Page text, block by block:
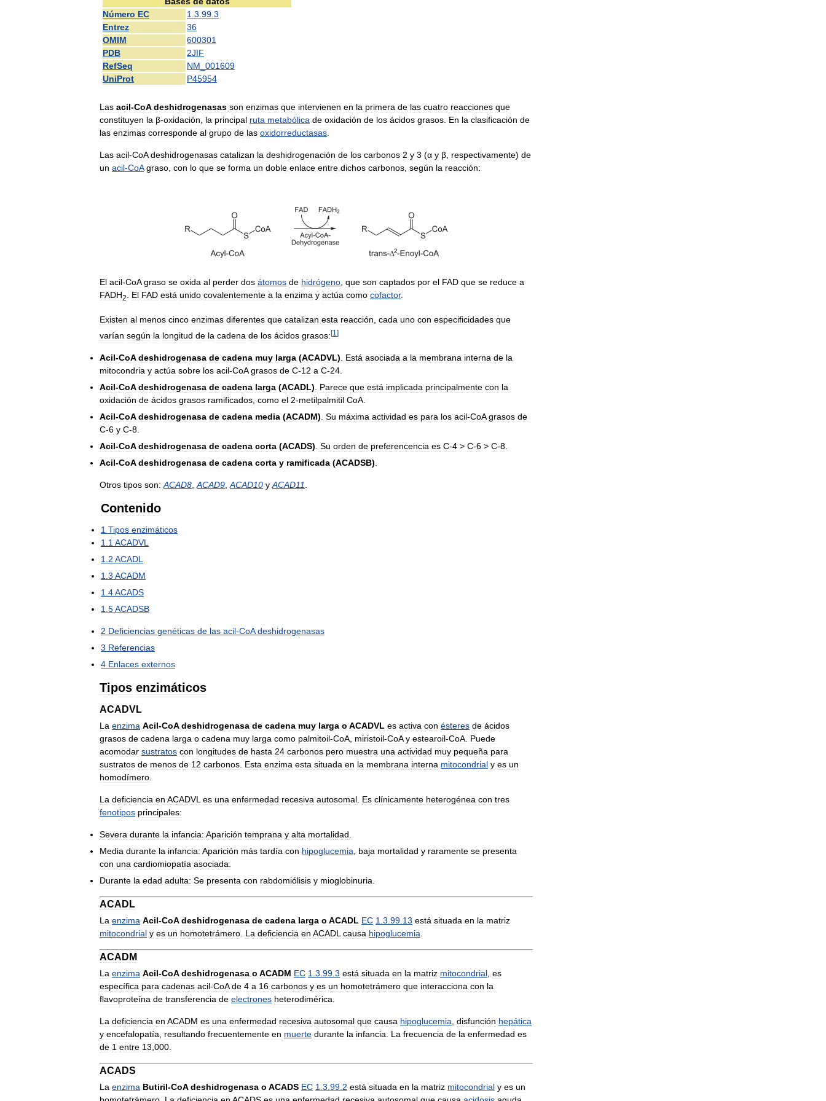
Número EC 1 3 99 3
Entrez
36
OMIM
600301
PDB
2JIF
RefSeq
NM 001609
UniProt
P45954
Las acil-CoA deshidrogenasas son enzimas que intervienen en la primera de las cuatro reacciones que
constituyen la β-oxidación la principal ruta metabólica de oxidación de los ácidos grasos En la clasificación de
las enzimas corresponde al grupo de las oxidorreductasas
Las acil-CoA deshidrogenasas catalizan la deshidrogenación de los carbonos 2 y 3 (α y β respectivamente) de
un acil-CoA graso con lo que se forma un doble enlace entre dichos carbonos según la reacción:
El acil-CoA graso se oxida al perder dos átomos de hidrógeno que son captados por el FAD que se reduce a
FADH2 El FAD está unido covalentemente a la enzima y actúa como cofactor.
Existen al menos cinco enzimas diferentes que catalizan esta reacción cada uno con especificidades que
varían según la longitud de la cadena de los ácidos grasos:[1 ]
Acil-CoA deshidrogenasa de cadena muy larga (ACADVL). Está asociada a la membrana interna de la
mitocondria y actúa sobre los acil-CoA grasos de C-12 a C-24.
Acil-CoA deshidrogenasa de cadena larga (ACADL). Parece que está implicada principalmente con la
oxidación de ácidos grasos ramificados, como el 2-metilpalmitil CoA.
Acil-CoA deshidrogenasa de cadena media (ACADM). Su máxima actividad es para los acil-CoA grasos de
C-6 y C-8.
Acil-CoA deshidrogenasa de cadena corta (ACADS). Su orden de preferencencia es C-4 > C-6 > C-8.
Acil-CoA deshidrogenasa de cadena corta y ramificada (ACADSB).
Otros tipos son: ACAD8,ACAD9,ACAD10 y ACAD11.
Contenido
1 Tipos enzimáticos
1.1ACADVL
1.2 ACADL
1.3 ACADM
1.4ACADS
1.5ACADSB
2 Deficiencias genéticas de las acil-CoA deshidrogenasas
3 Referencias
4 Enlaces externos
Tipos enzimáticos
ACADVL
La enzima Acil-CoA deshidrogenasa de cadena muy larga o ACADVL es activa con ésteres de ácidos
grasos de cadena larga o cadena muy larga como palmitoil-CoA, miristoil-CoA y estearoil-CoA. Puede
acomodar sustratos con longitudes de hasta 24 carbonos pero muestra una actividad muy pequeña para
sustratos de menos de 12 carbonos. Esta enzima esta situada en la membrana interna mitocondrial y es un
homodímero.
La deficiencia en ACADVL es una enfermedad recesiva autosomal. Es clínicamente heterogénea con tres
fenotipos principales:
Severa durante la infancia: Aparición temprana y alta mortalidad.
Media durante la infancia: Aparición más tardía con hipoglucemia, baja mortalidad y raramente se presenta
con una cardiomiopatía asociada.
Durante la edad adulta: Se presenta con rabdomiólisis y mioglobinuria.
ACADL
La enzima Acil-CoA deshidrogenasa de cadena larga o ACADL EC 1.3.99.13 está situada en la matriz
mitocondrial y es un homotetrámero. La deficiencia en ACADL causa hipoglucemia.
ACADM
La enzima Acil-CoA deshidrogenasa o ACADM EC 1.3.99.3 está situada en la matriz mitocondrial, es
específica para cadenas acil-CoA de 4 a 16 carbonos y es un homotetrámero que interacciona con la
flavoproteína de transferencia de electrones heterodimérica.
La deficiencia en ACADM es una enfermedad recesiva autosomal que causa hipoglucemia, disfunción hepática
y encefalopatía, resultando frecuentemente en muerte durante la infancia. La frecuencia de la enfermedad es
de 1 entre 13,000.
ACADS
La enzima Butiril-CoA deshidrogenasa o ACADS EC 1.3.99.2 está situada en la matriz mitocondrial y es un